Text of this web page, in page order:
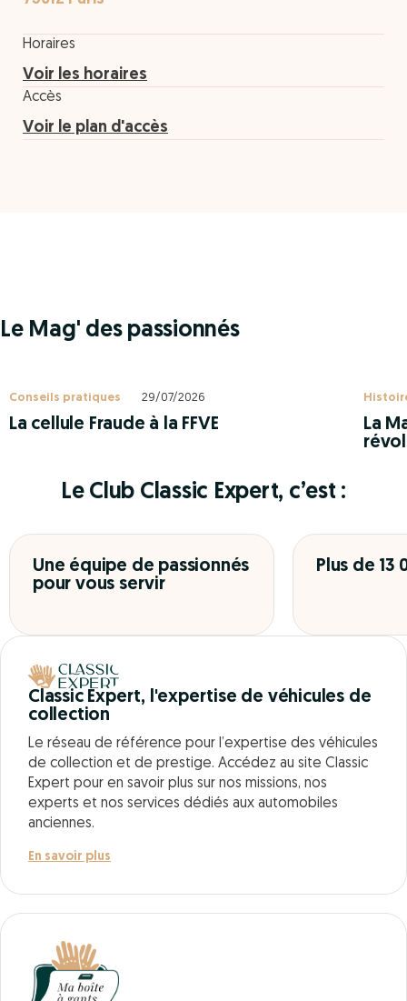
Horaires
Voir les horaires
Accès
Voir le plan d'accès
Le Mag' des passionnés
Conseils pratiques 29/07/2026
La cellule Fraude à la FFVE
La
Le Club Classic Expert, c’est :
Une équipe de passionnés
pour vous servir
Plus de 13
Classic Expert, l'expertise de véhicules de
collection
Le réseau de référence pour l’expertise des véhicules
de collection et de prestige. Accédez au site Classic
Expert pour en savoir plus sur nos missions, nos
experts et nos services dédiés aux automobiles
anciennes.
En savoir plus